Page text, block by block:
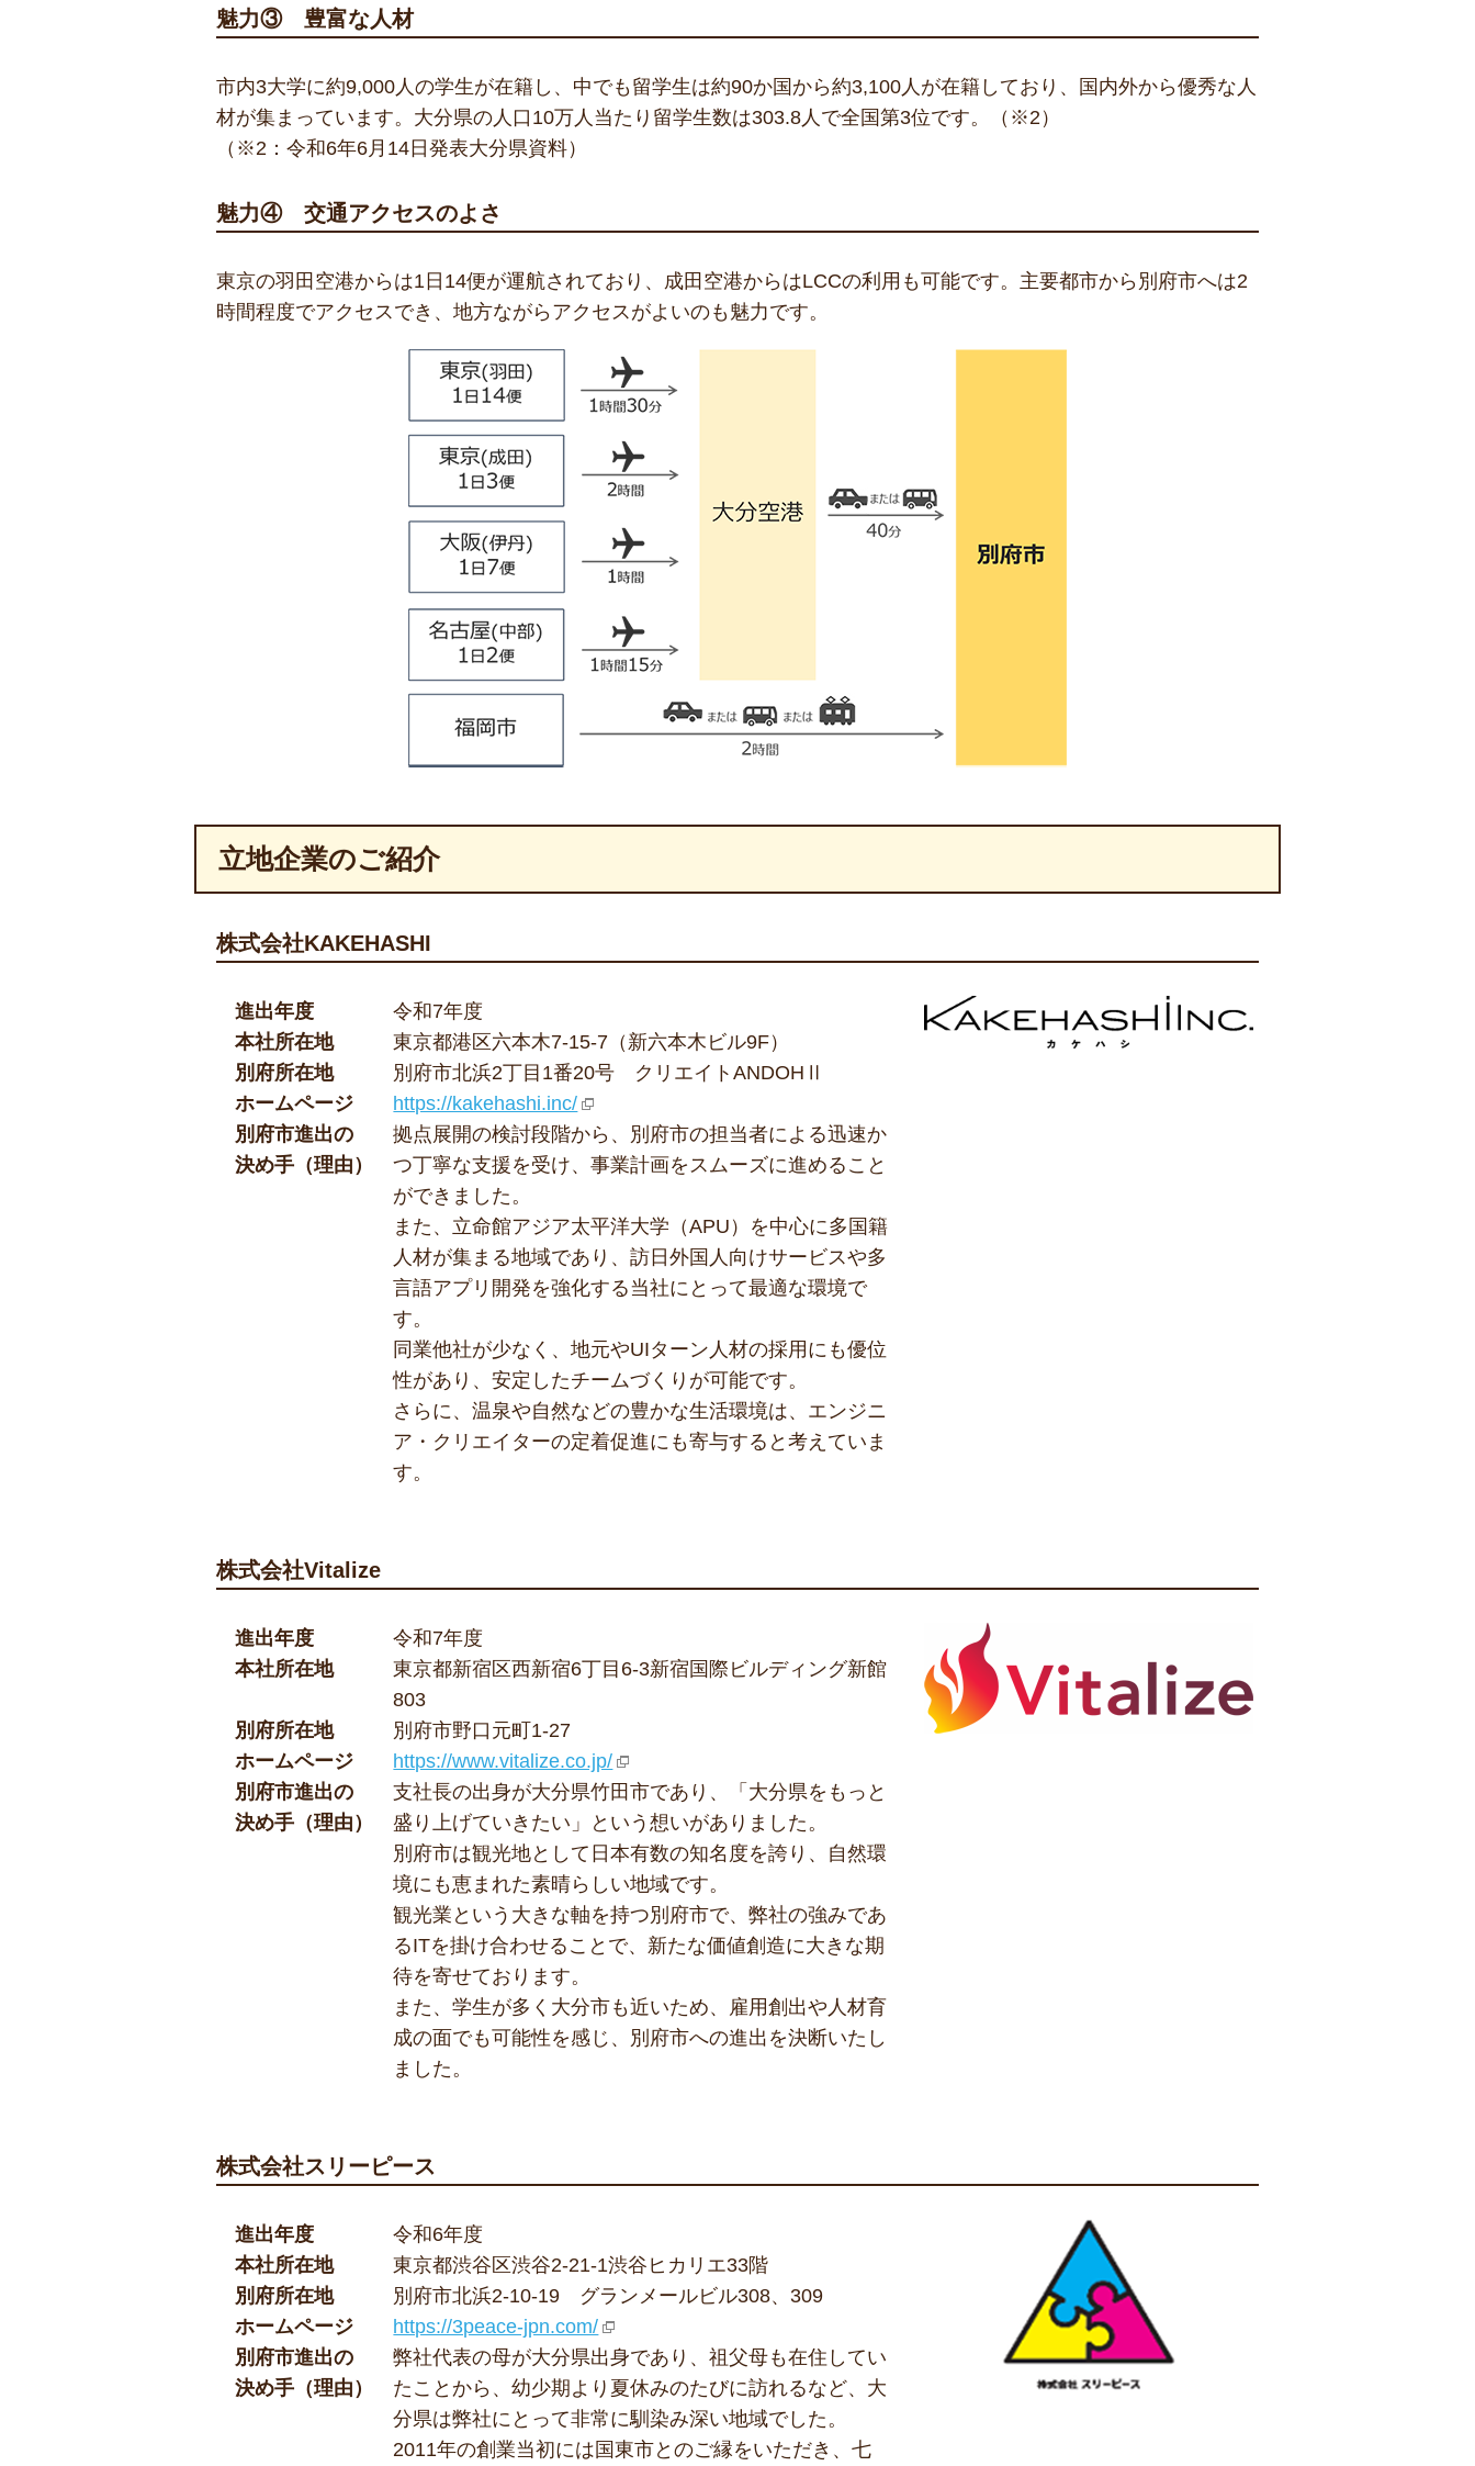
魅力③ 豊富な人材
市内3大学に約9,000人の学生が在籍し、中でも留学生は約90か国から約3,100人が在籍しており、国内外から優秀な人
材が集まっています。大分県の人口10万人当たり留学生数は303.8人で全国第3位です。（※2）
（※2：令和6年6月14日発表大分県資料）
魅力④ 交通アクセスのよさ
東京の羽田空港からは1日14便が運航されており、成田空港からはLCCの利用も可能です。主要都市から別府市へは2
時間程度でアクセスでき、地方ながらアクセスがよいのも魅力です。
立地企業のご紹介
株式会社KAKEHASHI
進出年度
令和7年度
本社所在地
東京都港区六本木7-15-7（新六本木ビル9F）
別府所在地
別府市北浜2丁目1番20号 クリエイトANDOHⅡ
ホームページ
https://kakehashi.inc/
別府市進出の
決め手（理由）
拠点展開の検討段階から、別府市の担当者による迅速か
つ丁寧な支援を受け、事業計画をスムーズに進めること
ができました。
また、立命館アジア太平洋大学（APU）を中心に多国籍
人材が集まる地域であり、訪日外国人向けサービスや多
言語アプリ開発を強化する当社にとって最適な環境で
す。
同業他社が少なく、地元やUIターン人材の採用にも優位
性があり、安定したチームづくりが可能です。
さらに、温泉や自然などの豊かな生活環境は、エンジニ
ア・クリエイターの定着促進にも寄与すると考えていま
す。
株式会社Vitalize
進出年度
令和7年度
本社所在地
東京都新宿区西新宿6丁目6-3新宿国際ビルディング新館
803
別府所在地
別府市野口元町1-27
ホームページ
https://www.vitalize.co.jp/
別府市進出の
決め手（理由）
支社長の出身が大分県竹田市であり、「大分県をもっと
盛り上げていきたい」という想いがありました。
別府市は観光地として日本有数の知名度を誇り、自然環
境にも恵まれた素晴らしい地域です。
観光業という大きな軸を持つ別府市で、弊社の強みであ
るITを掛け合わせることで、新たな価値創造に大きな期
待を寄せております。
また、学生が多く大分市も近いため、雇用創出や人材育
成の面でも可能性を感じ、別府市への進出を決断いたし
ました。
株式会社スリーピース
進出年度
令和6年度
本社所在地
東京都渋谷区渋谷2-21-1渋谷ヒカリエ33階
別府所在地
別府市北浜2-10-19 グランメールビル308、309
ホームページ
https://3peace-jpn.com/
別府市進出の
決め手（理由）
弊社代表の母が大分県出身であり、祖父母も在住してい
たことから、幼少期より夏休みのたびに訪れるなど、大
分県は弊社にとって非常に馴染み深い地域でした。
2011年の創業当初には国東市とのご縁をいただき、七